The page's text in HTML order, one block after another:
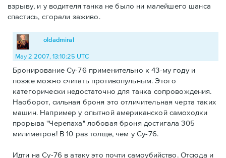
взрыву, и у водителя танка не было ни малейшего шанса
спастись, сгорали заживо.
oldadmiral
May 2 2007, 13:10:25 UTC
Бронирование Су-76 применительно к 43-му году и
позже можно считать противопульным. Этого
категорически недостаточно для танка сопровождения.
Наоборот, сильная броня это отличительная черта таких
машин. Например у опытной американской самоходки
прорыва "Черепаха" лобовая броня достигала 305
милиметров! В 10 раз толще, чем у Су-76.
Идти на Су-76 в атаку это почти самоубийство. Отсюда и